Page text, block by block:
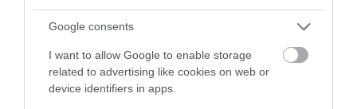
Google consents
I want to allow Google to enable storage
related to advertising like cookies on web or
device identifiers in apps.
molekulák kevésbé bőségesek a holdi mare
területeken. Azonban a becsapódások során
felszínre kerülő, vízben gazdag kőzetek bárhol
megtalálhatók, ahol ilyen becsapódások történnek.